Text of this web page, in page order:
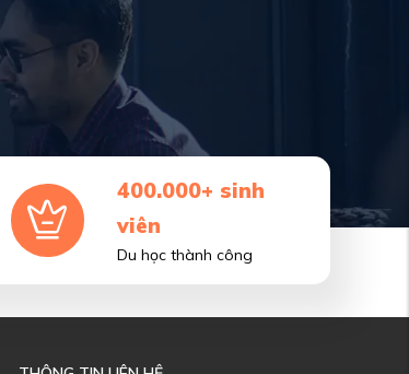
400.000+ sinh
viên
Du học thành công